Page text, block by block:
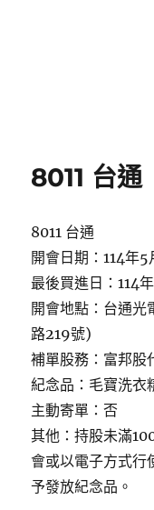
8011 台通
8011 台通
開會日期：114年
最後買進日：114
開會地點：台通
路219號)
補單股務：富邦股
紀念品：毛寶洗衣
主動寄單：否
其他：持股未滿
會或以電子方式行
予發放紀念品。